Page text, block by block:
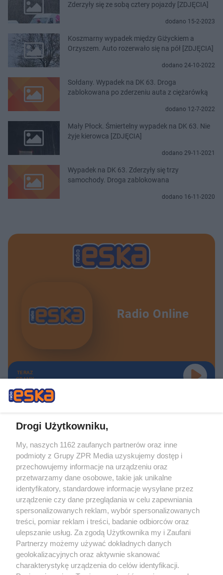
Zderzyły się ze sobą cztery pojazdy [ZDJĘCIA]
dodano 15-2-2023
Koszmarny wypadek między Giżyckiem a
Orzyszem. Auto rozerwało się na pół [ZDJĘCIA]
dodano 24-10-2022
Sołdany. Wypadek na DK 63. Droga
zablokowana po zderzeniu auta z ciężarówką
dodano 12-7-2022
Mały Płock. Śmiertelny wypadek na DK 63. Nie
żyje kierowca [ZDJĘCIA]
dodano 29-11-2021
Wypadek na DK 63. Zderzyły się trzy
samochody. Droga zablokowana
dodano 16-11-2020
Radio Online
TERAZ
GRAMY
Żaden utwór zamieszczony w serwisie nie może być powielany i
rozpowszechniany lub dalej rozpowszechniany w jakikolwiek sposób (w
tym także elektroniczny lub mechaniczny) na jakimkolwiek polu
eksploatacji w jakiejkolwiek formie, włącznie z umieszczaniem w Internecie
bez pisemnej zgody właściciela praw. Jakiekolwiek użycie lub
wykorzystanie utworów w całości lub w części z naruszeniem prawa, tzn.
bez właściwej zgody, jest zabronione pod groźbą kary i może być ścigane
prawnie.
Drogi Użytkowniku,
My, naszych 1162 zaufanych partnerów oraz inne
podmioty z Grupy ZPR Media uzyskujemy dostęp i
przechowujemy informacje na urządzeniu oraz
przetwarzamy dane osobowe, takie jak unikalne
identyfikatory, standardowe informacje wysyłane przez
urządzenie czy dane przeglądania w celu zapewniania
spersonalizowanych reklam, wybór spersonalizowanych
treści, pomiar reklam i treści, badanie odbiorców oraz
ulepszanie usług. Za zgodą Użytkownika my i Zaufani
Partnerzy możemy używać dokładnych danych
geolokalizacyjnych oraz aktywnie skanować
charakterystykę urządzenia do celów identyfikacji.